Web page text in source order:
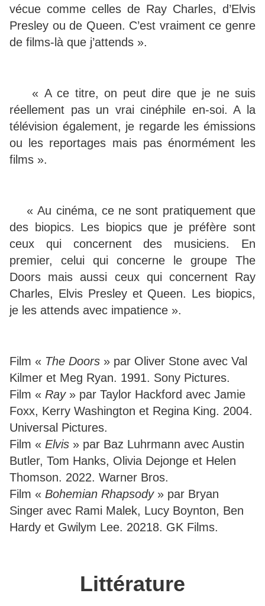
vécue comme celles de Ray Charles, d’Elvis
Presley ou de Queen. C’est vraiment ce genre
de films-là que j’attends ».
« A ce titre, on peut dire que je ne suis
réellement pas un vrai cinéphile en-soi. A la
télévision également, je regarde les émissions
ou les reportages mais pas énormément les
films ».
« Au cinéma, ce ne sont pratiquement que
des biopics. Les biopics que je préfère sont
ceux qui concernent des musiciens. En
premier, celui qui concerne le groupe The
Doors mais aussi ceux qui concernent Ray
Charles, Elvis Presley et Queen. Les biopics,
je les attends avec impatience ».
Film « The Doors » par Oliver Stone avec Val
Kilmer et Meg Ryan. 1991. Sony Pictures.
Film « Ray » par Taylor Hackford avec Jamie
Foxx, Kerry Washington et Regina King. 2004.
Universal Pictures.
Film « Elvis » par Baz Luhrmann avec Austin
Butler, Tom Hanks, Olivia Dejonge et Helen
Thomson. 2022. Warner Bros.
Film « Bohemian Rhapsody » par Bryan
Singer avec Rami Malek, Lucy Boynton, Ben
Hardy et Gwilym Lee. 20218. GK Films.
Littérature